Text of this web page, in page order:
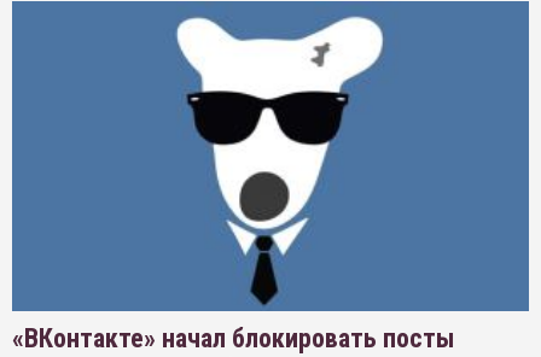
«ВКонтакте» начал блокировать посты